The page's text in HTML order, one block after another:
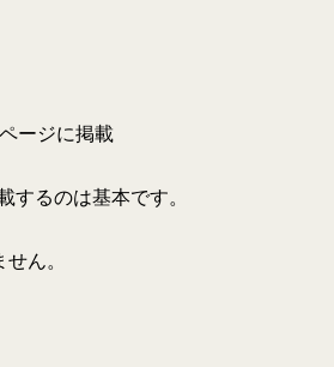
ージに掲載
するのは基本です。
ん。